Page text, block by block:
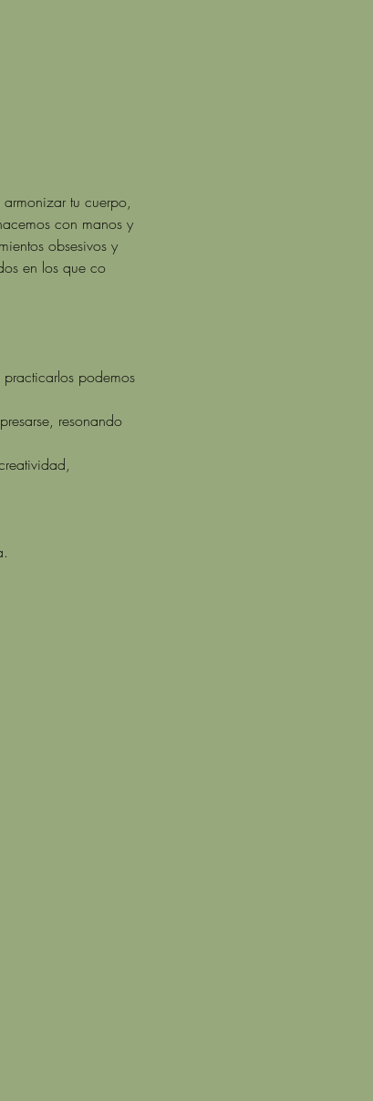
tu cuerpo,
con manos y
obsesivos y
en los que co
podemos
resonando